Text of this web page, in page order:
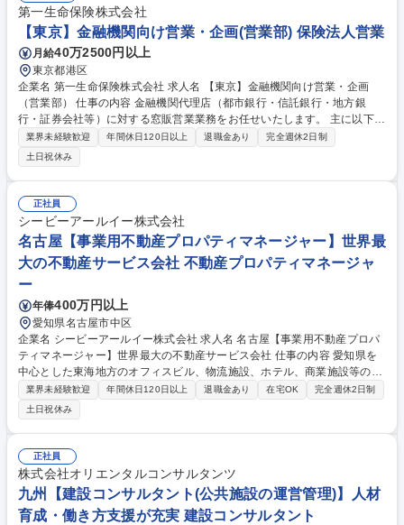
第一生命保険株式会社
【東京】金融機関向け営業・企画(営業部) 保険法人営業
月給40万2500円以上
東京都港区
企業名 第一生命保険株式会社 求人名 【東京】金融機関向け営業・企画
（営業部） 仕事の内容 金融機関代理店（都市銀行・信託銀行・地方銀
行・証券会社等）に対する窓販営業業務をお任せいたします。 主に以下業
務を担っていただきます。 ・大規模金融機関との共同商品開発企画・共同
プロモーション企画 ・本部折衝（商品導入提案、販売推進策検討） ・支
店への保険販売支援・教育 ・同行支援 ■リモート頻度：金融機関向け営業
のため基本出社ですが、リモートワークも活用可 ■その他働き方：担当す
る金融機関・エリアによって出張の有無や頻度は異なります。 募集職種
【東京】金融機関向け営業・企画（営業部）
業界未経験歓迎 年間休日120日以上 退職金あり
完全週休2日制
土日祝休み
正社員
シービーアールイー株式会社
名古屋【事業用不動産プロパティマネージャー】世界最
大の不動産サービス会社 不動産プロパティマネージャ
ー
年俸400万円以上
愛知県名古屋市中区
企業名 シービーアールイー株式会社 求人名 名古屋【事業用不動産プロパ
ティマネージャー】世界最大の不動産サービス会社 仕事の内容 愛知県を
中心とした東海地方のオフィスビル、物流施設、ホテル、商業施設等の幅
広い不動産アセットの管理業務をお任せいたします。通常の管理業務だけ
ではなく「収益と資産価値の最大化」の観点から様々な施策を企 画するこ
とが可能です。建物の竣工前の物件企画や開発段階からプロジェクトに携
われるチャンスもあります。【業務詳細】■物件管理の統括■オーナー・投
資家への報告書の作成■収益性や資産価値向上のための施策立案■管理方針
の立案・外部業者の監督■修繕計画の立案・業者選定 ■事務代行(契約書の
作成・支払い管理など)■テナント募集活動■賃貸条件の見直し■テナント問
合せ対応など 募集職種 名古屋【事業用不動産プロパティマネージャー】
世界最大の不動産サービス会社
業界未経験歓迎 年間休日120日以上 退職金あり 在宅OK
完全週休2日制
土日祝休み
正社員
株式会社オリエンタルコンサルタンツ
九州【建設コンサルタント(公共施設の運営管理)】人材
育成・働き方支援が充実 建設コンサルタント